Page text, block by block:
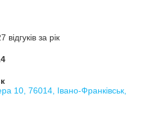
за рік
10, 76014, Івано-Франківськ,